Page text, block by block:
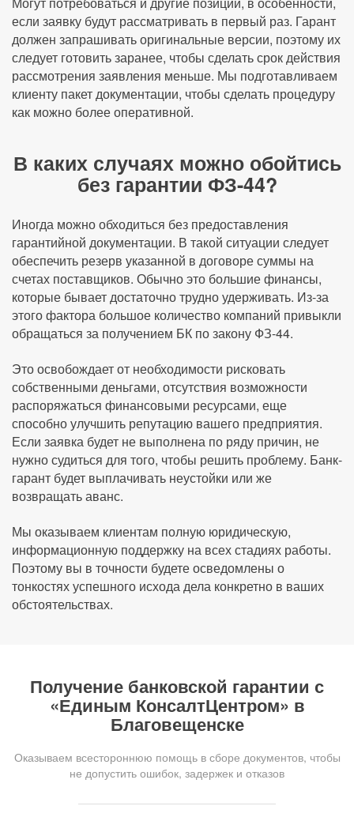
если заявку будут рассматривать в первый раз. Гарант
должен запрашивать оригинальные версии, поэтому их
следует готовить заранее, чтобы сделать срок действия
рассмотрения заявления меньше. Мы подготавливаем
клиенту пакет документации, чтобы сделать процедуру
как можно более оперативной.
В каких случаях можно обойтись
без гарантии ФЗ-44?
Иногда можно обходиться без предоставления
гарантийной документации. В такой ситуации следует
обеспечить резерв указанной в договоре суммы на
счетах поставщиков. Обычно это большие финансы,
которые бывает достаточно трудно удерживать. Из-за
этого фактора большое количество компаний привыкли
обращаться за получением БК по закону ФЗ-44.
Это освобождает от необходимости рисковать
собственными деньгами, отсутствия возможности
распоряжаться финансовыми ресурсами, еще
способно улучшить репутацию вашего предприятия.
Если заявка будет не выполнена по ряду причин, не
нужно судиться для того, чтобы решить проблему. Банк-
гарант будет выплачивать неустойки или же
возвращать аванс.
Мы оказываем клиентам полную юридическую,
информационную поддержку на всех стадиях работы.
Поэтому вы в точности будете осведомлены о
тонкостях успешного исхода дела конкретно в ваших
обстоятельствах.
Получение банковской гарантии с
«Единым КонсалтЦентром» в
Благовещенске
Оказываем всестороннюю помощь в сборе документов, чтобы
не допустить ошибок, задержек и отказов